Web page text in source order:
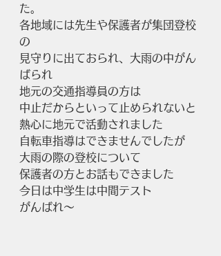
た。
各地域には先生や保護者が集団登校
の
見守りに出ておられ、大雨の中がん
ばられ
地元の交通指導員の方は
中止だからといって止められないと
熱心に地元で活動されました
自転車指導はできませんでしたが
大雨の際の登校について
保護者の方とお話もできました
今日は中学生は中間テスト
がんばれ～